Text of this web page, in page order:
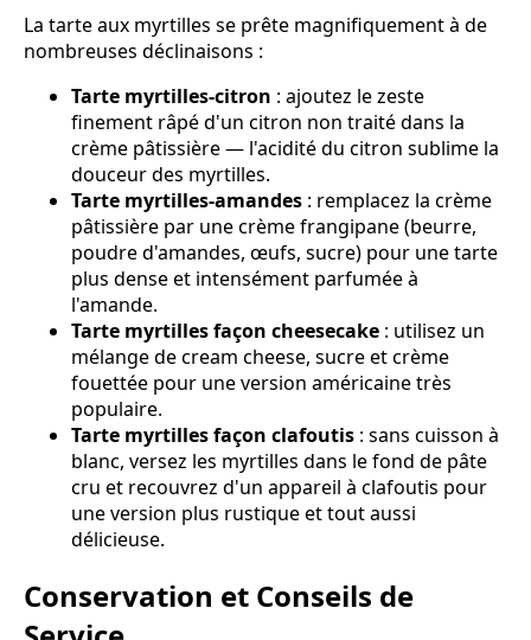
La tarte aux myrtilles se prête magnifiquement à de
nombreuses déclinaisons :
Tarte myrtilles-citron : ajoutez le zeste
finement râpé d'un citron non traité dans la
crème pâtissière — l'acidité du citron sublime la
douceur des myrtilles.
Tarte myrtilles-amandes : remplacez la crème
pâtissière par une crème frangipane (beurre,
poudre d'amandes, œufs, sucre) pour une tarte
plus dense et intensément parfumée à
l'amande.
Tarte myrtilles façon cheesecake : utilisez un
mélange de cream cheese, sucre et crème
fouettée pour une version américaine très
populaire.
Tarte myrtilles façon clafoutis : sans cuisson à
blanc, versez les myrtilles dans le fond de pâte
cru et recouvrez d'un appareil à clafoutis pour
une version plus rustique et tout aussi
délicieuse.
Conservation et Conseils de